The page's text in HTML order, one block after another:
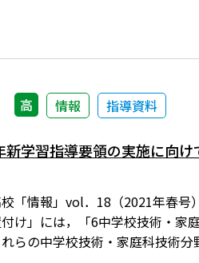
高 情報 指導資料
新学習指導要領の実施に
「情報」vol．18（2021年春
け」には，「6中学校技術・家
らの中学校技術・家庭科技術